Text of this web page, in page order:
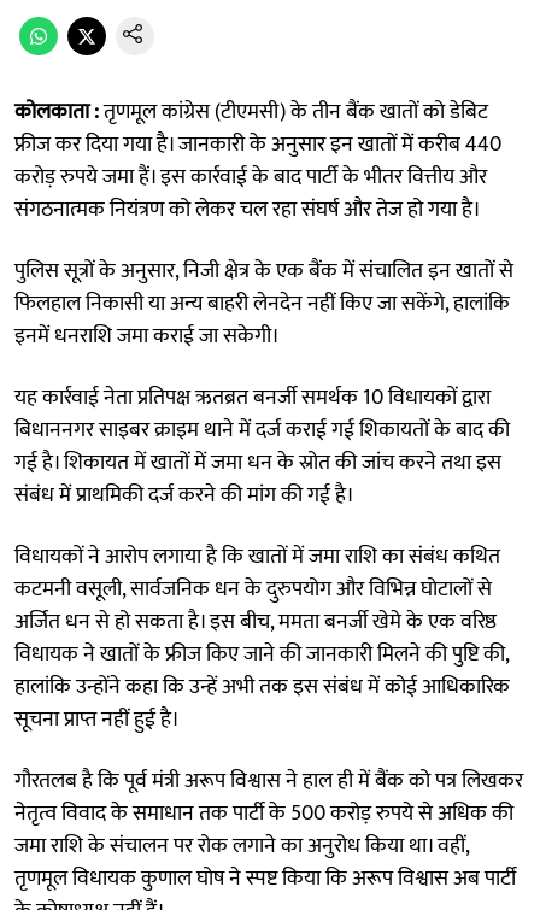
कोलकाता :तृणमूल कांग्रेस (टीएमसी) के तीन बैंक खातों को डेबिट
फ्रीज कर दिया गया है। जानकारी के अनुसार इन खातों में करीब 440
करोड़ रुपये जमा हैं। इस कार्रवाई के बाद पार्टी के भीतर वित्तीय और
संगठनात्मक नियंत्रण को लेकर चल रहा संघर्ष और तेज हो गया है।
पुलिस सूत्रों के अनुसार, निजी क्षेत्र के एक बैंक में संचालित इन खातों से
फिलहाल निकासी या अन्य बाहरी लेनदेन नहीं किए जा सकेंगे, हालांकि
इनमें धनराशि जमा कराई जा सकेगी।
यह कार्रवाई नेता प्रतिपक्ष ऋतब्रत बनर्जी समर्थक 10 विधायकों द्वारा
बिधाननगर साइबर क्राइम थाने में दर्ज कराई गई शिकायतों के बाद की
गई है। शिकायत में खातों में जमा धन के स्रोत की जांच करने तथा इस
संबंध में प्राथमिकी दर्ज करने की मांग की गई है।
विधायकों ने आरोप लगाया है कि खातों में जमा राशि का संबंध कथित
कटमनी वसूली, सार्वजनिक धन के दुरुपयोग और विभिन्न घोटालों से
अर्जित धन से हो सकता है। इस बीच, ममता बनर्जी खेमे के एक वरिष्ठ
विधायक ने खातों के फ्रीज किए जाने की जानकारी मिलने की पुष्टि की,
हालांकि उन्होंने कहा कि उन्हें अभी तक इस संबंध में कोई आधिकारिक
सूचना प्राप्त नहीं हुई है।
गौरतलब है कि पूर्व मंत्री अरूप विश्वास ने हाल ही में बैंक को पत्र लिखकर
नेतृत्व विवाद के समाधान तक पार्टी के 500 करोड़ रुपये से अधिक की
जमा राशि के संचालन पर रोक लगाने का अनुरोध किया था। वहीं,
तृणमूल विधायक कुणाल घोष ने स्पष्ट किया कि अरूप विश्वास अब पार्टी